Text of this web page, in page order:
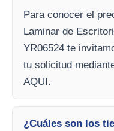
Para conocer el
Laminar de
YR06524 te
tu solicitud
AQUI.
¿Cuáles son los